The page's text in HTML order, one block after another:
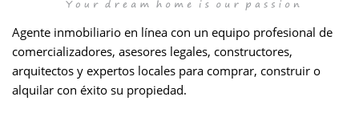
Agente inmobiliario en línea con un equipo profesional de
comercializadores, asesores legales, constructores,
arquitectos y expertos locales para comprar, construir o
alquilar con éxito su propiedad.